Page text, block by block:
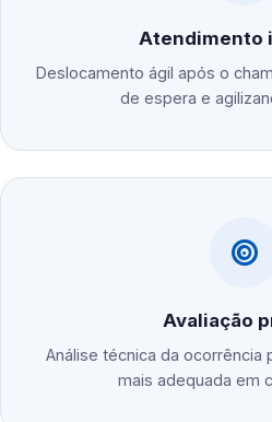
Atendimento
Deslocamento ágil após o
de espera e
Avaliação
Análise técnica da ocorrência
mais adequada em